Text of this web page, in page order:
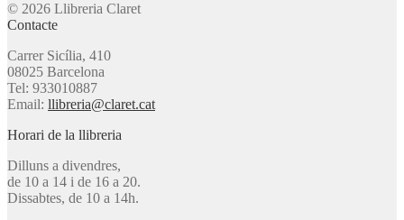
© 2026 Llibreria Claret
Contacte
Carrer Sicília, 410
08025 Barcelona
Tel: 933010887
Email: llibreria@claret.cat
Horari de la llibreria
Dilluns a divendres,
de 10 a 14 i de 16 a 20.
Dissabtes, de 10 a 14h.